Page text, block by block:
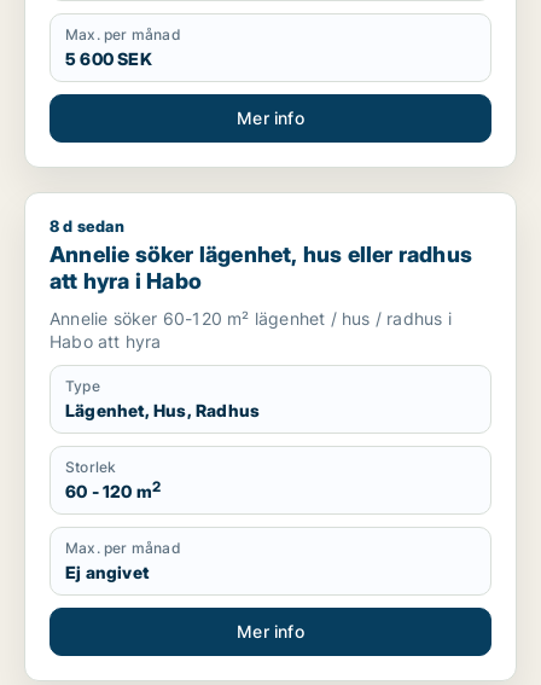
Max. per månad
5 600 SEK
Mer info
Annelie söker lägenhet, hus eller radhus att hyra i Habo
8 d sedan
Annelie söker lägenhet, hus eller radhus
att hyra i Habo
Annelie söker 60-120 m² lägenhet / hus / radhus i
Habo att hyra
Type
Lägenhet, Hus, Radhus
Storlek
60 - 120 m2
Max. per månad
Ej angivet
Mer info